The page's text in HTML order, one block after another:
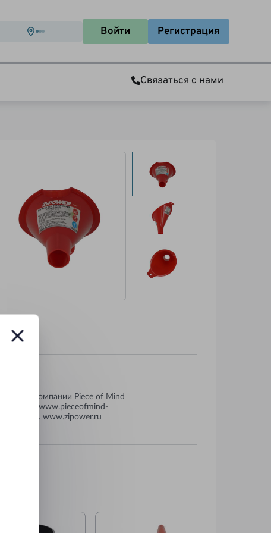
Войти Регистрация
Связаться с нами
компании Piece of Mind
Фичбург. www.pieceofmind-
www.zipower.ru